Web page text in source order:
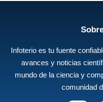
Infoterio es tu fuente
avances y noticias
mundo de la ciencia y
comunidad